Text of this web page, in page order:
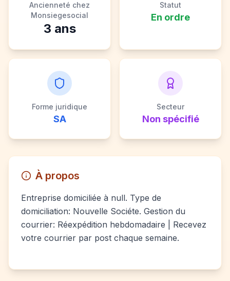
Ancienneté chez
Monsiegesocial
3 ans
Statut
En ordre
Forme juridique
SA
Secteur
Non spécifié
À propos
Entreprise domiciliée à null. Type de
domiciliation: Nouvelle Sociéte. Gestion du
courrier: Réexpédition hebdomadaire | Recevez
votre courrier par post chaque semaine.